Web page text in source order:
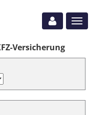
ein-/
Versicherung